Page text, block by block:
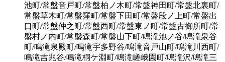
池町/常盤音戸町/常盤柏ノ木町/常盤神田町/常盤北裏町/
常盤草木町/常盤窪町/常盤下田町/常盤段ノ上町/常盤出
口町/常盤仲之町/常盤西町/常盤東ノ町/常盤古御所町/常
盤村ノ内町/常盤森町/常盤山下町/鳴滝池ノ谷/鳴滝泉谷
町/鳴滝泉殿町/鳴滝宇多野谷/鳴滝音戸山町/鳴滝川西町/
鳴滝吉兆谷/鳴滝桐ケ淵町/鳴滝嵯峨園町/鳴滝沢/鳴滝三